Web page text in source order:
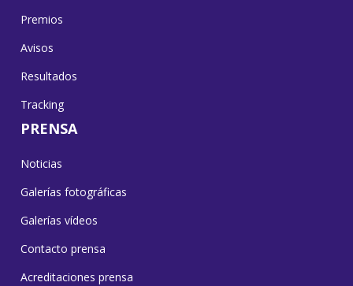
Premios
Avisos
Resultados
Tracking
PRENSA
Noticias
Galerías fotográficas
Galerías vídeos
Contacto prensa
Acreditaciones prensa